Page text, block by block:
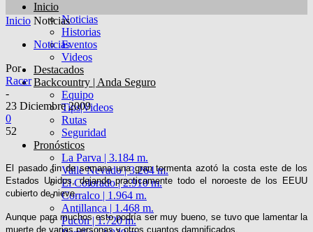
Inicio
Noticias
Historias
Eventos
Videos
Destacados
Backcountry | Anda Seguro
Equipo
Tips|Videos
Rutas
Seguridad
Pronósticos
La Parva | 3.184 m.
Valle Nevado | 3.264 m.
El Colorado | 2.910 m.
Corralco | 1.964 m.
Antillanca | 1.468 m.
Pucón | 1.720 m.
Inicio Noticias
Noticias
Por
Racer
-
23 Diciembre 2009
0
52
El pasado fin de semana una gran tormenta azotó la costa este de los
Estados Unidos, dejando practicamente todo el noroeste de los EEUU
cubierto de nieve.
Aunque para muchos esto podría ser muy bueno, se tuvo que lamentar la
muerte de varias personas y otros cuantos damnificados.